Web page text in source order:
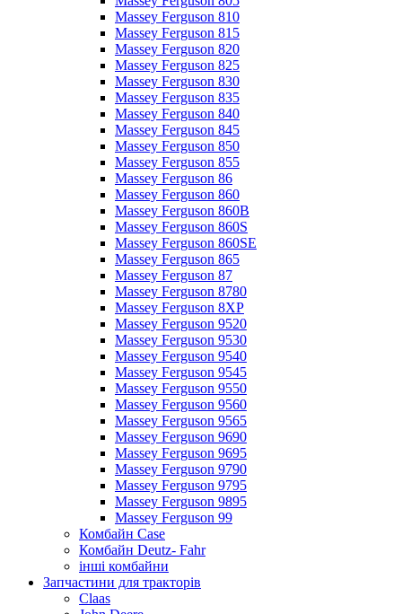
Massey Ferguson 810
Massey Ferguson 815
Massey Ferguson 820
Massey Ferguson 825
Massey Ferguson 830
Massey Ferguson 835
Massey Ferguson 840
Massey Ferguson 845
Massey Ferguson 850
Massey Ferguson 855
Massey Ferguson 86
Massey Ferguson 860
Massey Ferguson 860B
Massey Ferguson 860S
Massey Ferguson 860SE
Massey Ferguson 865
Massey Ferguson 87
Massey Ferguson 8780
Massey Ferguson 8XP
Massey Ferguson 9520
Massey Ferguson 9530
Massey Ferguson 9540
Massey Ferguson 9545
Massey Ferguson 9550
Massey Ferguson 9560
Massey Ferguson 9565
Massey Ferguson 9690
Massey Ferguson 9695
Massey Ferguson 9790
Massey Ferguson 9795
Massey Ferguson 9895
Massey Ferguson 99
Комбайн Case
Комбайн Deutz- Fahr
інші комбайни
Запчастини для тракторів
Claas